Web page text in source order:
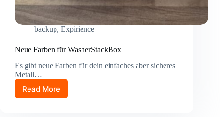
backup, Expirience
Neue Farben für WasherStackBox
Es gibt neue Farben für dein einfaches aber sicheres
Metall…
Read More
Neue